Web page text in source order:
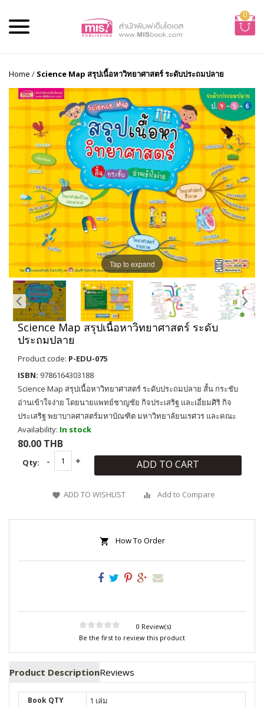
0
Home / Science Map สรุปเนื้อหาวิทยาศาสตร์ ระดับประถมปลาย
Tap to expand
Science Map สรุปเนื้อหาวิทยาศาสตร์ ระดับ
ประถมปลาย
Product code: P-EDU-075
ISBN: 9786164303188
Science Map สรุปเนื้อหาวิทยาศาสตร์ ระดับประถมปลาย สั้น กระชับ
อ่านเข้าใจง่าย โดยนายแพทย์ชาญชัย กิจประเสริฐ และเอี่ยมศิริ กิจ
ประเสริฐ พยาบาลศาสตร์มหาบัณฑิต มหาวิทยาลัยนเรศวร และคณะ
Availability: In stock
80.00 THB
Qty: ADD TO CART
ADD TO WISHLIST Add to Compare
How To Order
0 Review(s)
Be the first to review this product
Product DescriptionReviews
Book QTY 1 เล่ม